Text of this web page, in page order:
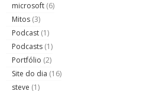
microsoft (6)
Mitos (3)
Podcast (1)
Podcasts (1)
Portfólio (2)
Site do dia (16)
steve (1)